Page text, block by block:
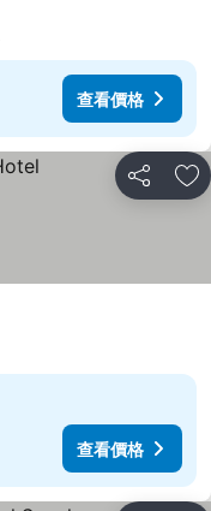
查看價格
分享 放
查看價格